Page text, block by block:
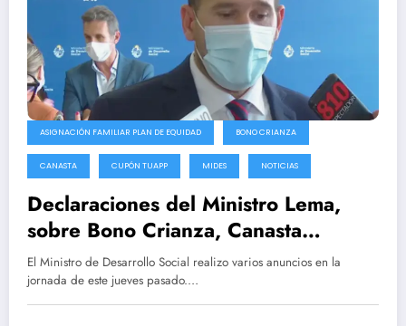
ASIGNACIÓN FAMILIAR PLAN DE EQUIDAD BONO CRIANZA
CANASTA CUPÓN TUAPP MIDES NOTICIAS
Declaraciones del Ministro Lema,
sobre Bono Crianza, Canasta
TUAPP, Asignaciones Familiares
El Ministro de Desarrollo Social realizo varios anuncios en la
jornada de este jueves pasado.…